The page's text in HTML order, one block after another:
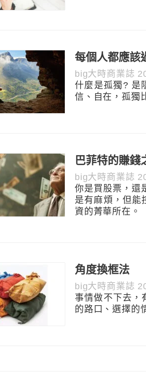
每個人都應該
big大時商業誌
什麼是孤獨? 是
信、自在，孤獨
巴菲特的賺錢
big大時商業誌
你是買股票，還
是有麻煩，但能
資的菁華所在。
角度換框法
big大時商業誌
事情做不下去，
的路口、選擇的